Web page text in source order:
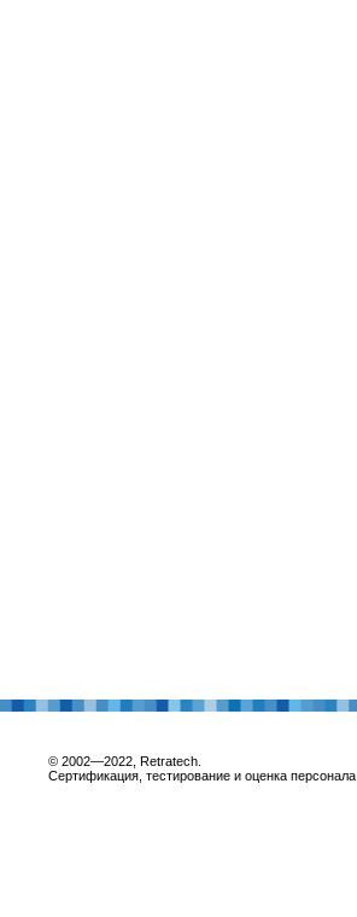
© 2002—2022, Retratech.
Сертификация, тестирование и оценка персонала.